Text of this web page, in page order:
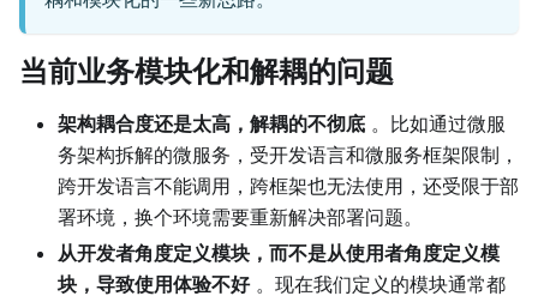
当前业务模块化和解耦的问题
架构耦合度还是太高，解耦的不彻底 。比如通过微服
务架构拆解的微服务，受开发语言和微服务框架限制，
跨开发语言不能调用，跨框架也无法使用，还受限于部
署环境，换个环境需要重新解决部署问题。
从开发者角度定义模块，而不是从使用者角度定义模
块，导致使用体验不好。现在我们定义的模块通常都